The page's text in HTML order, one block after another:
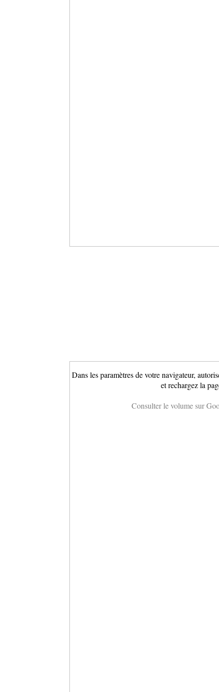
Dans les paramètres de votre navigateur,
et rechargez la
Consulter le volume sur